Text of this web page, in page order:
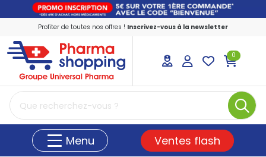
Profiter de toutes nos offres ! Inscrivez-vous à la newsletter
PharmaShopping Votre pharmacie en
0
Menu Ventes flash